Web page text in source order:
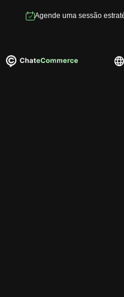
Agende uma sessão